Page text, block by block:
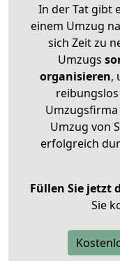
In der Tat gibt
einem Umzug
sich Zeit zu
Umzugs
organisieren,
Umzug von
erfolgreich
Füllen Sie jetzt
Sie